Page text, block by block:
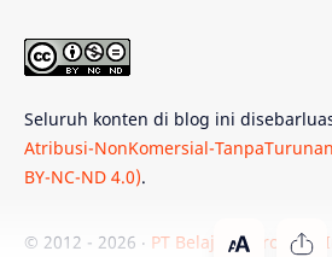
Olimpiade Sains Nasional
Bumi Super GBT18
Katai Cokelat
Observatorium Perseid
Seluruh konten di blog ini
Atribusi-NonKomersial-
BY-NC-ND 4.0).
© 2012 - 2026 ‧ PT Belajar Astronomi